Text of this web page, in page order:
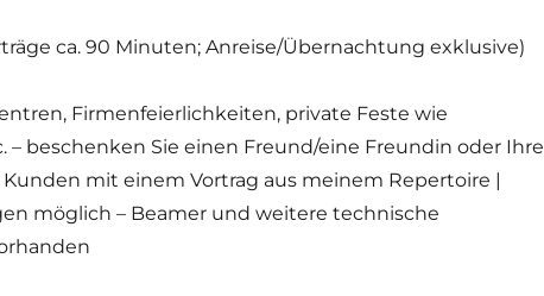
ca. 90 Minuten; Anreise/Übernachtung exklusive)
Firmenfeierlichkeiten, private Feste wie
– beschenken Sie einen Freund/eine Freundin oder Ihre
mit einem Vortrag aus meinem Repertoire |
möglich – Beamer und weitere technische